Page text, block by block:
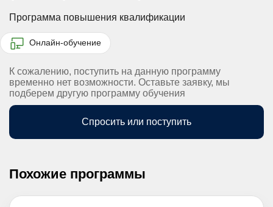
Программа повышения квалификации
Онлайн-обучение
К сожалению, поступить на данную программу
временно нет возможности. Оставьте заявку, мы
подберем другую программу обучения
Спросить или поступить
Похожие программы